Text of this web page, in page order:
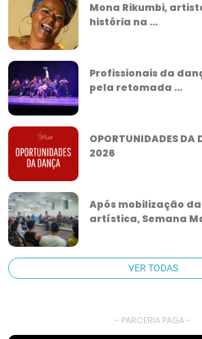
Mona Rikumbi,
história na ...
Profissionais da
pela retomada ...
OPORTUNIDADES
2026
Após mobilização
artística, Semana
VER TODAS
- PARCERIA PAGA -